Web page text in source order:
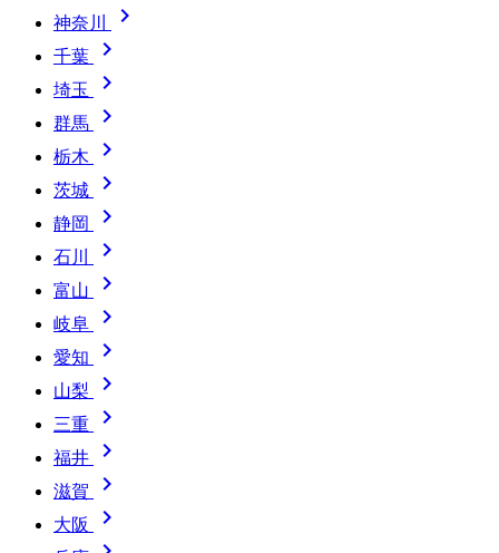
神奈川 
千葉 
埼玉 
群馬 
栃木 
茨城 
静岡 
石川 
富山 
岐阜 
愛知 
山梨 
三重 
福井 
滋賀 
大阪 